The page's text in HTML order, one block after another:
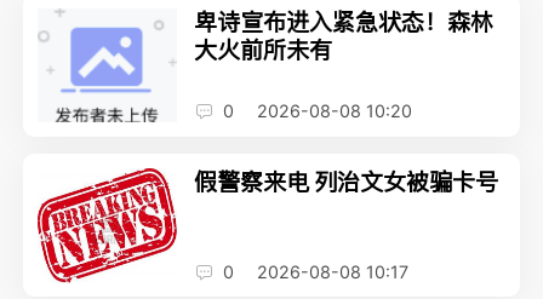
卑诗宣布进入紧急状态！森林
大火前所未有
0 2026-08-08 10:20
假警察来电 列治文女被骗卡号
0 2026-08-08 10:17